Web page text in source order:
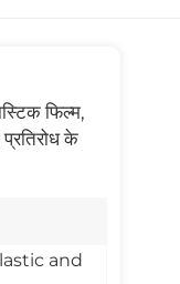
Русский
Español
日本語
फिल्म,
के
and